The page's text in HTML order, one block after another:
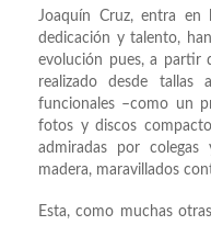
Joaquín Cruz, entra en
dedicación y talento,
evolución pues, a partir
realizado desde tallas
funcionales –como un
fotos y discos
admiradas por
madera, maravillados
Esta, como muchas